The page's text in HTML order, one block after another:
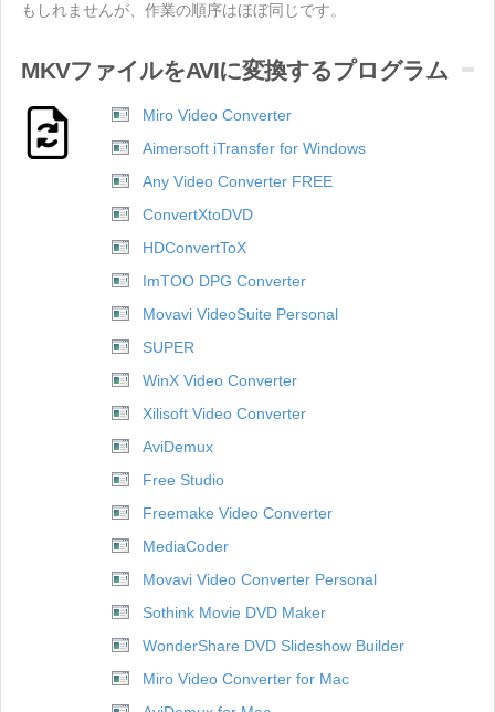
もしれませんが、作業の順序はほぼ同じです。
MKVファイルをAVIに変換するプログラム
Miro Video Converter
Aimersoft iTransfer for Windows
Any Video Converter FREE
ConvertXtoDVD
HDConvertToX
ImTOO DPG Converter
Movavi VideoSuite Personal
SUPER
WinX Video Converter
Xilisoft Video Converter
AviDemux
Free Studio
Freemake Video Converter
MediaCoder
Movavi Video Converter Personal
Sothink Movie DVD Maker
WonderShare DVD Slideshow Builder
Miro Video Converter for Mac